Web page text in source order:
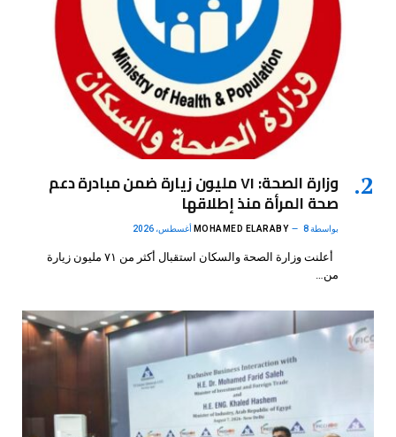
وزارة الصحة: ٧١ مليون زيارة ضمن مبادرة دعم
صحة المرأة منذ إطلاقها
بواسطة MOHAMED ELARABY 8 أغسطس، 2026
أعلنت وزارة الصحة والسكان استقبال أكثر من ٧١ مليون زيارة
من…